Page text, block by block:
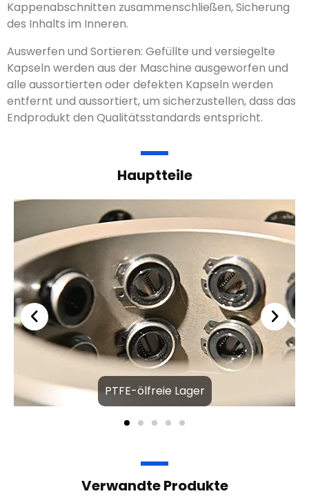
Kappenabschnitten zusammenschließen, Sicherung
des Inhalts im Inneren.
Auswerfen und Sortieren: Gefüllte und versiegelte
Kapseln werden aus der Maschine ausgeworfen und
alle aussortierten oder defekten Kapseln werden
entfernt und aussortiert, um sicherzustellen, dass das
Endprodukt den Qualitätsstandards entspricht.
Hauptteile
PTFE-ölfreie Lager
Verwandte Produkte